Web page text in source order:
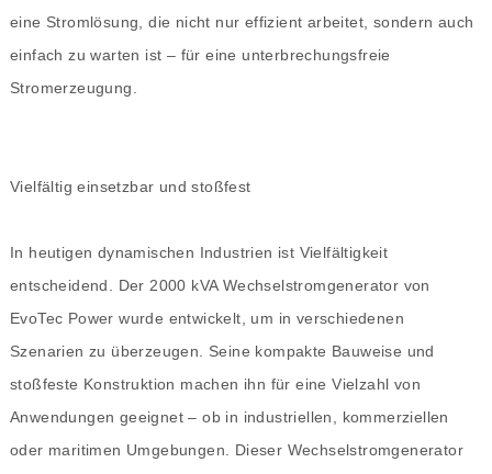
eine Stromlösung, die nicht nur effizient arbeitet, sondern auch
einfach zu warten ist – für eine unterbrechungsfreie
Stromerzeugung.
Vielfältig einsetzbar und stoßfest
In heutigen dynamischen Industrien ist Vielfältigkeit
entscheidend. Der 2000 kVA Wechselstromgenerator von
EvoTec Power wurde entwickelt, um in verschiedenen
Szenarien zu überzeugen. Seine kompakte Bauweise und
stoßfeste Konstruktion machen ihn für eine Vielzahl von
Anwendungen geeignet – ob in industriellen, kommerziellen
oder maritimen Umgebungen. Dieser Wechselstromgenerator